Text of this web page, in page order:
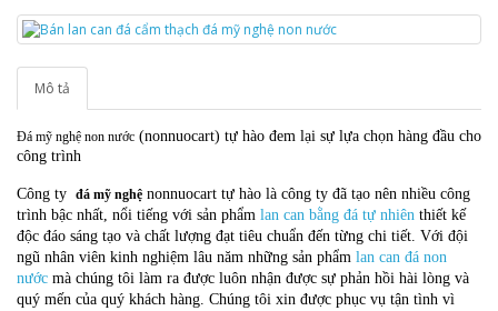
Mô tả
Đá mỹ nghệ non nước (nonnuocart) tự hào đem lại sự lựa chọn hàng đầu cho
công trình
Công ty đá mỹ nghệ nonnuocart tự hào là công ty đã tạo nên nhiều công
trình bậc nhất, nổi tiếng với sản phẩm lan can bằng đá tự nhiên thiết kế
độc đáo sáng tạo và chất lượng đạt tiêu chuẩn đến từng chi tiết. Với đội
ngũ nhân viên kinh nghiệm lâu năm những sản phẩm lan can đá non
nước mà chúng tôi làm ra được luôn nhận được sự phản hồi hài lòng và
quý mến của quý khách hàng. Chúng tôi xin được phục vụ tận tình vì